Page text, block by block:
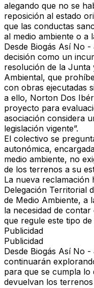
alegando que no se
reposición al estado
que las conductas
al medio ambiente o a
Desde Biogás Así No
decisión como un
resolución de la Junta
Ambiental, que
con obras ejecutadas
a ello, Norton Dos
proyecto para
asociación considera
legislación vigente”.
El colectivo se
autonómica,
medio ambiente, no
de los terrenos a su
La nueva reclamación
Delegación Territorial
de Medio Ambiente, a
la necesidad de
que regule este tipo
Publicidad
Publicidad
Desde Biogás Así No
continuarán
para que se cumpla
devuelvan los